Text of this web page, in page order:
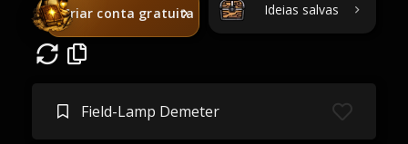
Criar conta gratuita Ideias salvas
Field-Lamp Demeter